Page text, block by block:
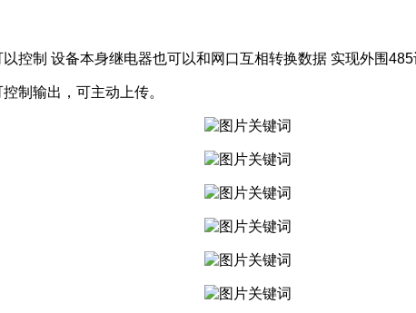
控制 设备本身继电器也可以和网口互相转换数据 实现外围
制输出，可主动上传。